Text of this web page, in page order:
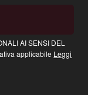
AI SENSI DEL
applicabile Leggi